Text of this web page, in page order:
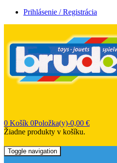
Prihlásenie / Registrácia
0 Košík 0Položka(y)-0,00 €
Žiadne produkty v košíku.
Toggle navigation